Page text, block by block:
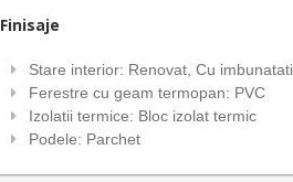
Finisaje
Stare interior: Renovat, Cu
Ferestre cu geam termopan: PVC
Izolatii termice: Bloc izolat termic
Podele: Parchet